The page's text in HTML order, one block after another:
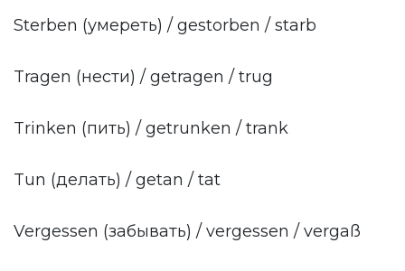
Sterben (умереть) / gestorben / starb
Tragen (нести) / getragen / trug
Trinken (пить) / getrunken / trank
Tun (делать) / getan / tat
Vergessen (забывать) / vergessen / vergaß